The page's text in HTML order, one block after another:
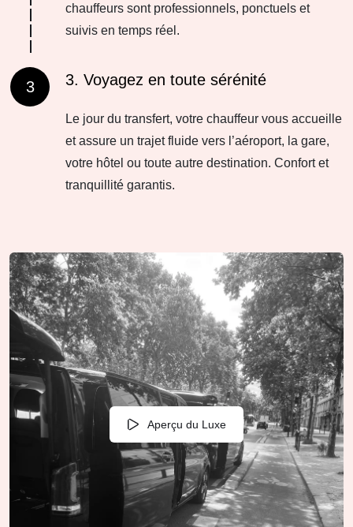
chauffeurs sont professionnels, ponctuels et
suivis en temps réel.
3 3. Voyagez en toute sérénité
Le jour du transfert, votre chauffeur vous accueille
et assure un trajet fluide vers l’aéroport, la gare,
votre hôtel ou toute autre destination. Confort et
tranquillité garantis.
Aperçu du Luxe